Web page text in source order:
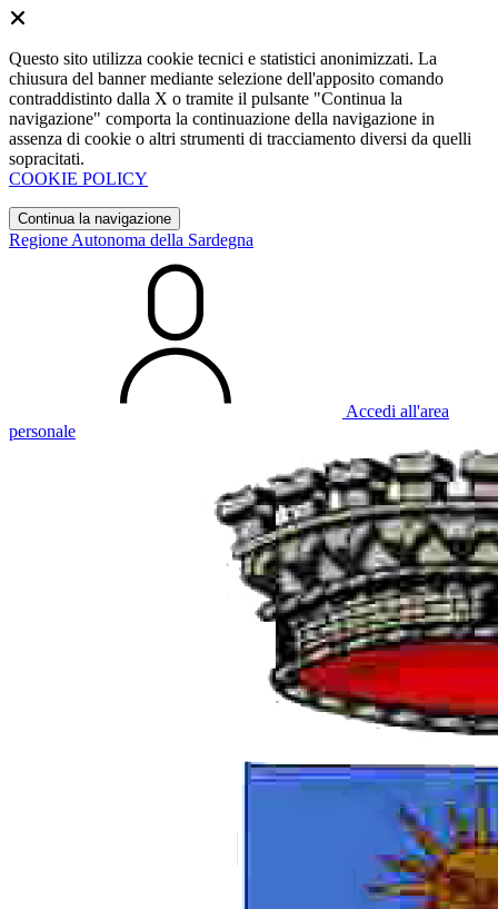
Questo sito utilizza cookie tecnici e statistici anonimizzati. La
chiusura del banner mediante selezione dell'apposito comando
contraddistinto dalla X o tramite il pulsante "Continua la
navigazione" comporta la continuazione della navigazione in
assenza di cookie o altri strumenti di tracciamento diversi da quelli
sopracitati.
COOKIE POLICY
Continua la navigazione
Regione Autonoma della Sardegna
Accedi all'area
personale